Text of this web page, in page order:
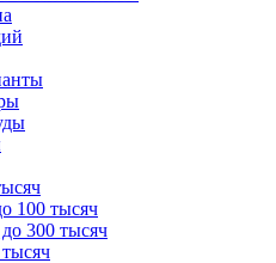
100 тысяч
300 тысяч